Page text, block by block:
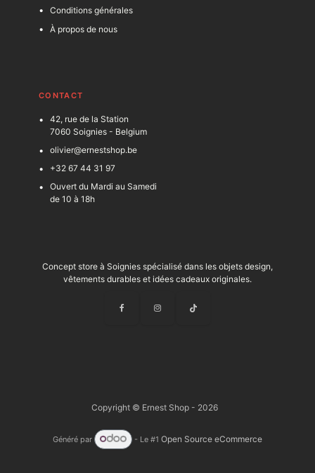
Conditions générales
À propos de nous
CONTACT
42, rue de la Station
7060 Soignies - Belgium
olivier@ernestshop.be
+32 67 44 31 97
Ouvert du Mardi au Samedi
de 10 à 18h
Concept store à Soignies spécialisé dans les objets design,
vêtements durables et idées cadeaux originales.
Copyright © Ernest Shop - 2026
Généré par - Le #1Open Source eCommerce